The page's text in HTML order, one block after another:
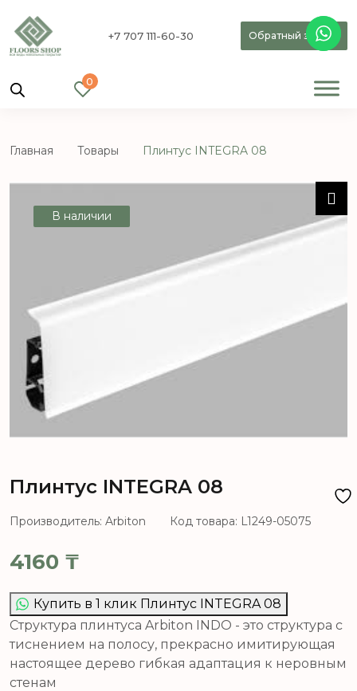
+7 707 111-60-30 Обратный звонок
0
Главная Товары Плинтус INTEGRA 08
В наличии
Плинтус INTEGRA 08
Производитель: Arbiton Код товара: L1249-05075
4160 ₸
Купить в 1 клик Плинтус INTEGRA 08
Структура плинтуса Arbiton INDO - это структура с
тиснением на полосу, прекрасно имитирующая
настоящее дерево гибкая адаптация к неровным
стенам